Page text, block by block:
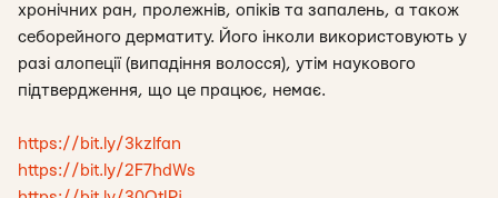
хронічних ран, пролежнів, опіків та запалень, а також
себорейного дерматиту. Його інколи використовують у
разі алопеції (випадіння волосся), утім наукового
підтвердження, що це працює, немає.
https://bit.ly/3kzlfan
https://bit.ly/2F7hdWs